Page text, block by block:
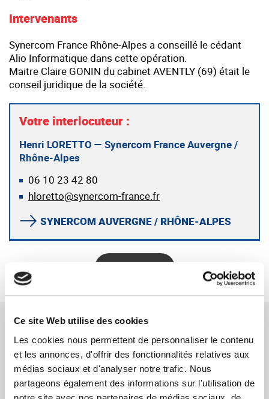
Ce site Web utilise des cookies
Les cookies nous permettent de personnaliser le contenu
et les annonces, d'offrir des fonctionnalités relatives aux
médias sociaux et d'analyser notre trafic. Nous
partageons également des informations sur l'utilisation de
Intervenants
Synercom France Rhône-Alpes a conseillé le cédant
Alio Informatique dans cette opération.
Maitre Claire GONIN du cabinet AVENTLY (69) était le
conseil juridique de la société.
Votre interlocuteur :
Henri LORETTO — Synercom France Auvergne /
Rhône-Alpes
06 10 23 42 80
hloretto@synercom-france.fr
SYNERCOM AUVERGNE / RHÔNE-ALPES
RETOUR
RÉFÉRENCES CONNEXES
SYNERCOM FRANCE IDF conseille la cession
des sociétés AMBRESIS ET PASQUINI à M.
Yannick GIGANT